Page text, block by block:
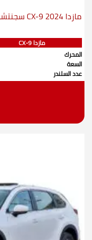
مازدا CX-9 2024 سجنتشر
مازدا CX-9
المحرك
السعة
عدد السلندر